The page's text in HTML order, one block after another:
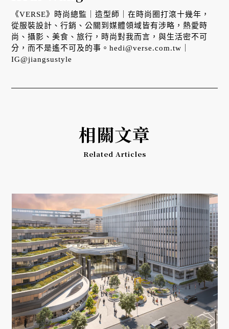
《VERSE》時尚總監｜造型師｜在時尚圈打滾十幾年，
從服裝設計、行銷、公關到媒體領域皆有涉略，熱愛時
尚、攝影、美食、旅行，時尚對我而言，與生活密不可
分，而不是遙不可及的事。hedi@verse.com.tw｜
IG@jiangsustyle
相關文章
Related Articles